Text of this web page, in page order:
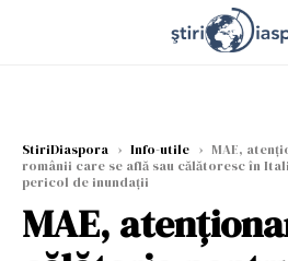
StiriDiaspora › Info-utile › MAE,
românii care se află sau călătoresc în
pericol de inundaţii
MAE,